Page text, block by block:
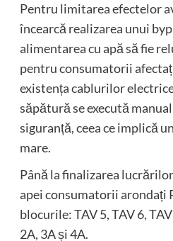
Pentru limitarea efectelor
încearcă realizarea unui
alimentarea cu apă să fie
pentru consumatorii
existența cablurilor
săpătură se execută
siguranță, ceea ce implică
mare.
Până la finalizarea
apei consumatorii arondați
blocurile: TAV 5, TAV 6,
2A, 3A și 4A.